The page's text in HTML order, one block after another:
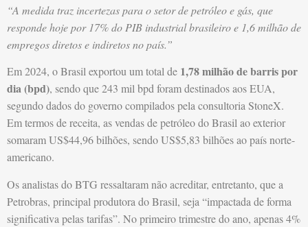
“A medida traz incertezas para o setor de petróleo e gás, que
responde hoje por 17% do PIB industrial brasileiro e 1,6 milhão de
empregos diretos e indiretos no país.”
Em 2024, o Brasil exportou um total de 1,78 milhão de barris por
dia (bpd), sendo que 243 mil bpd foram destinados aos EUA,
segundo dados do governo compilados pela consultoria StoneX.
Em termos de receita, as vendas de petróleo do Brasil ao exterior
somaram US$44,96 bilhões, sendo US$5,83 bilhões ao país norte-
americano.
Os analistas do BTG ressaltaram não acreditar, entretanto, que a
Petrobras, principal produtora do Brasil, seja “impactada de forma
significativa pelas tarifas”. No primeiro trimestre do ano, apenas 4%